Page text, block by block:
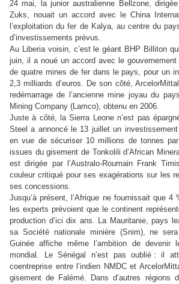
24 mai, la junior australienne Bellzone,
Zuks, nouait un accord avec le China
l’exploitation du fer de Kalya, au centre du
d’investissements prévus.
Au Liberia voisin, c’est le géant BHP Billiton
juin, il a noué un accord avec le gouvernement
de quatre mines de fer dans le pays, pour un
2,3 milliards d’euros. De son côté,
redémarrage de l’ancienne mine joyau du
Mining Company (Lamco), obtenu en 2006.
Juste à côté, la Sierra Leone n’est pas
Steel a annoncé le 13 juillet un investissement
en vue de sécuriser 10 millions de tonnes
issues du gisement de Tonkolili d’African
est dirigée par l’Australo-Roumain Frank
couleur critiqué pour ses exagérations sur les
ses concessions.
Jusqu’à présent, l’Afrique ne fournissait que
les experts prévoient que le continent
production d’ici dix ans. La Mauritanie, pays
sa Société nationale minière (Snim), ne
Guinée affiche même l’ambition de devenir
mondial. Le Sénégal n’est pas oublié : il
coentreprise entre l’indien NMDC et
gisement de Falémé. Dans d’autres régions